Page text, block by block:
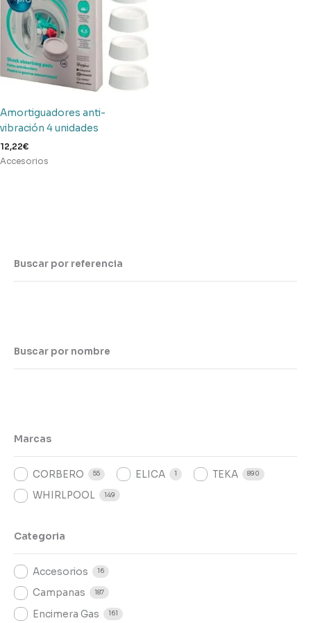
Buscar por referencia
Buscar por nombre
Marcas
CORBERO 55 ELICA 1 TEKA 890
WHIRLPOOL 149
Categoria
Accesorios 16
Campanas 187
Encimera Gas 161
Amortiguadores anti-
vibración 4 unidades
12,22€
Accesorios